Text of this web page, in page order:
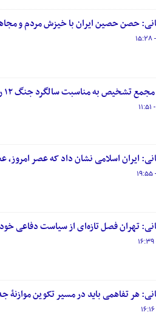
حصن حصین ایران با خیزش مردم و
تشخیص به مناسبت سالگرد جنگ ۱۲ روزه
ایران اسلامی نشان داد که عصر امروز،
تهران فصل تازه‌ای از سیاست دفاعی
هر تفاهمی باید در مسیر تکوین موازنۀ